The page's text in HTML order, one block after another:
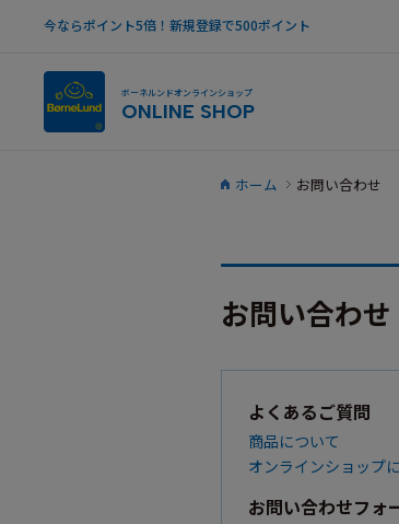
今ならポイント5倍！新規登録で500ポイント
ボーネルンドオンラインショップ
ONLINE SHOP
ホーム お問い合わせ
お問い合わせ
よくあるご質問
商品について
オンラインショップ
お問い合わせフォ